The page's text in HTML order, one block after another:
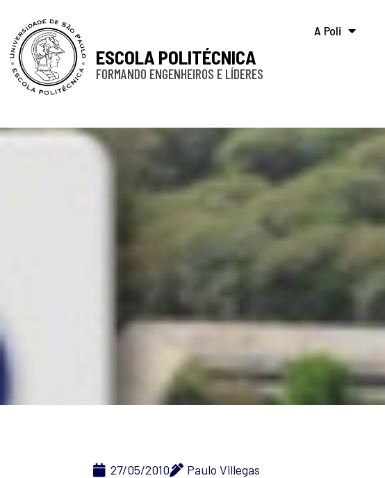
ESCOLA POLITÉCNICA
FORMANDO ENGENHEIROS E LÍDERES
A Poli
27/05/2010 Paulo Villegas